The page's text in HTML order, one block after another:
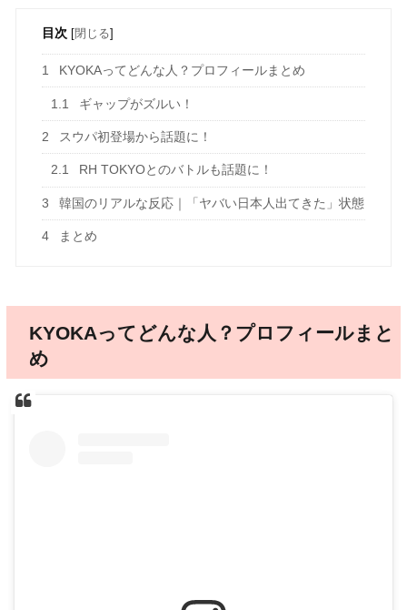
目次 [閉じる]
1 KYOKAってどんな人？プロフィールまとめ
1.1 ギャップがズルい！
2 スウパ初登場から話題に！
2.1 RH TOKYOとのバトルも話題に！
3 韓国のリアルな反応｜「ヤバい日本人出てきた」状態
4 まとめ
KYOKAってどんな人？プロフィールまと
め